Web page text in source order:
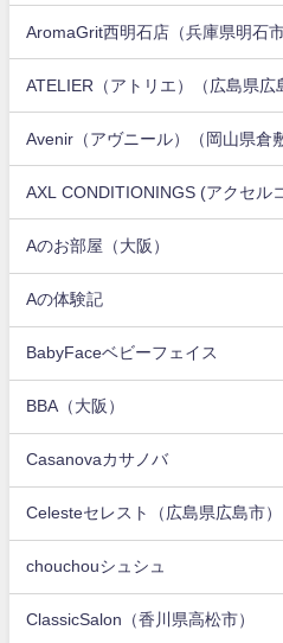
AromaGrit西明石店（兵庫県明石市
ATELIER（アトリエ）（広島県広
Avenir（アヴニール）（岡山県倉
AXL CONDITIONINGS (アクセル
Aのお部屋（大阪）
Aの体験記
BabyFaceベビーフェイス
BBA（大阪）
Casanovaカサノバ
Celesteセレスト（広島県広島市）
chouchouシュシュ
ClassicSalon（香川県高松市）